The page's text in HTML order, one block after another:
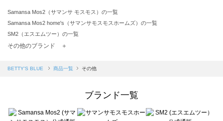
Samansa Mos2（サマンサ モスモス）の一覧
Samansa Mos2 home's（サマンサモスモスホームズ）の一覧
SM2（エスエムツー）の一覧
TSUHARU by Samansa Mos2（ツハルバイサマンサモスモス）の一覧
Samansa Mos2 blue（サマンサモスモス ブルー）の一覧
Te chichi（テチチ）の一覧
その他のブランド ＋
BETTY'S BLUE 商品一覧 その他
ブランド一覧